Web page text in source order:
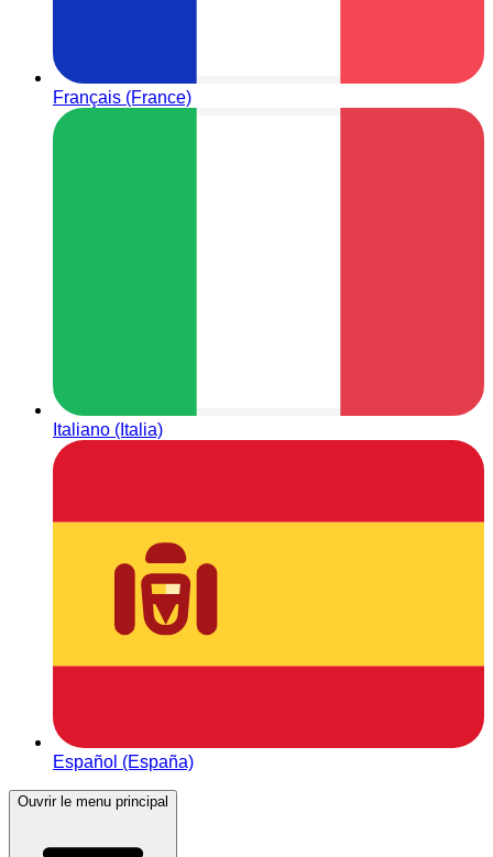
Français (France)
Italiano (Italia)
Español (España)
Ouvrir le menu principal